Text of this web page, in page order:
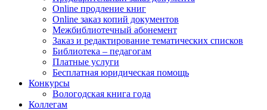
Online продление книг
Online заказ копий документов
Межбиблиотечный абонемент
Заказ и редактирование тематических списков
Библиотека – педагогам
Платные услуги
Бесплатная юридическая помощь
Конкурсы
Вологодская книга года
Коллегам